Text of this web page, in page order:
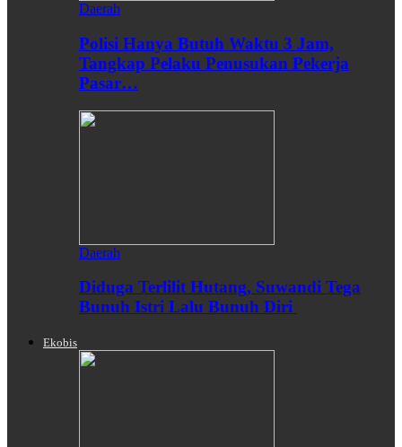
Daerah
Polisi Hanya Butuh Waktu 3 Jam,
Tangkap Pelaku Penusukan Pekerja
Pasar…
Daerah
Diduga Terlilit Hutang, Suwandi Tega
Bunuh Istri Lalu Bunuh Diri
Ekobis